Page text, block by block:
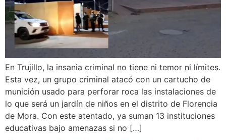
En Trujillo, la insania criminal no tiene ni temor ni límites.
Esta vez, un grupo criminal atacó con un cartucho de
munición usado para perforar roca las instalaciones de
lo que será un jardín de niños en el distrito de Florencia
de Mora. Con este atentado, ya suman 13 instituciones
educativas bajo amenazas si no […]